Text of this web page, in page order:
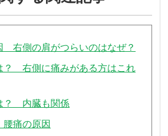
右側の肩がつらいのはなぜ？
？ 右側に痛みがある方はこれ
？ 内臓も関係
痛の原因